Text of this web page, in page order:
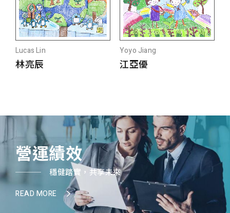
Lucas Lin
林亮辰
Yoyo Jiang
江亞優
營運績效
穩健踏實，共享未來
READ MORE